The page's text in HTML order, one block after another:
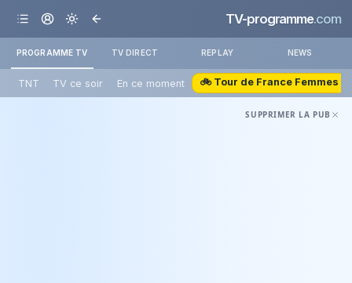
TV-programme.com
PROGRAMME TV TV DIRECT REPLAY NEWS
TNT TV ce soir En ce moment 🚲 Tour de France Femmes
SUPPRIMER LA PUB